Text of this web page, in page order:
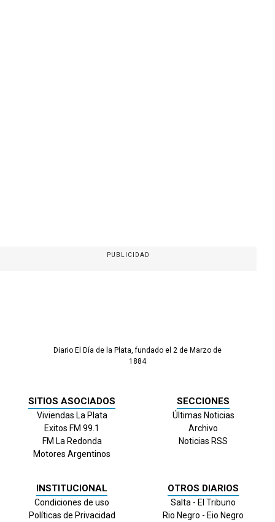
PUBLICIDAD
Diario El Día de la Plata, fundado el 2 de Marzo de
1884
SITIOS ASOCIADOS
Viviendas La Plata
Exitos FM 99.1
FM La Redonda
Motores Argentinos
SECCIONES
Últimas Noticias
Archivo
Noticias RSS
INSTITUCIONAL
Condiciones de uso
Políticas de Privacidad
OTROS DIARIOS
Salta - El Tribuno
Rio Negro - Eio Negro